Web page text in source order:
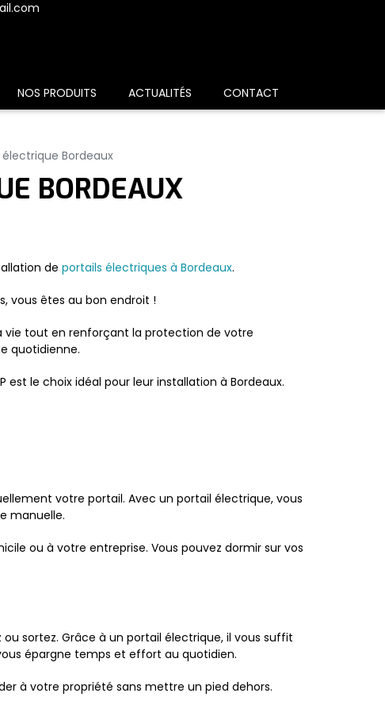
NOS PRODUITS ACTUALITÉS CONTACT
Bordeaux
BORDEAUX
de portails électriques à Bordeaux.
vous êtes au bon endroit !
vie tout en renforçant la protection de votre
quotidienne.
le choix idéal pour leur installation à Bordeaux.
votre portail. Avec un portail électrique, vous
manuelle.
ou à votre entreprise. Vous pouvez dormir sur vos
sortez. Grâce à un portail électrique, il vous suffit
épargne temps et effort au quotidien.
à votre propriété sans mettre un pied dehors.